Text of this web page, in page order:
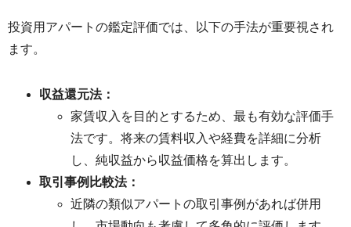
投資用アパートの鑑定評価では、以下の手法が重要視され
ます。
収益還元法：
家賃収入を目的とするため、最も有効な評価手
法です。将来の賃料収入や経費を詳細に分析
し、純収益から収益価格を算出します。
取引事例比較法：
近隣の類似アパートの取引事例があれば併用